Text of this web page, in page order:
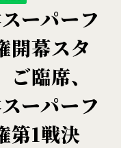
ーパーフ
開幕スタ
臨席、
ーパーフ
第1戦決